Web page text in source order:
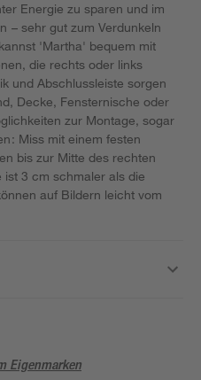
Energie zu sparen und im
– sehr gut zum Verdunkeln
'Martha' bequem mit
die rechts oder links
und Abschlussleiste sorgen
Decke, Fensternische oder
zur Montage, sogar
Miss mit einem festen
bis zur Mitte des rechten
ist 3 cm schmaler als die
auf Bildern leicht vom
Eigenmarken